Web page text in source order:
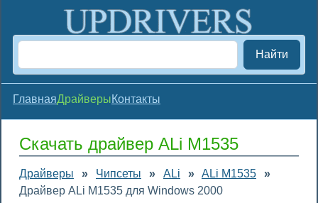
Найти
ГлавнаяДрайверыКонтакты
Скачать драйвер ALi M1535
Драйверы » Чипсеты » ALi » ALi M1535
»
Драйвер ALi M1535 для Windows 2000